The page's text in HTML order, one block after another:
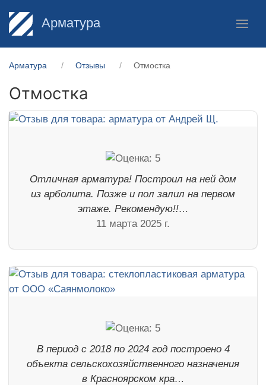
Арматура
Арматура Отзывы Отмостка
Отмостка
Отличная арматура! Построил на ней дом
из арболита. Позже и пол залил на первом
этаже. Рекомендую!!…
11 марта 2025 г.
В период с 2018 по 2024 год построено 4
объекта сельскохозяйственного назначения
в Красноярском кра…